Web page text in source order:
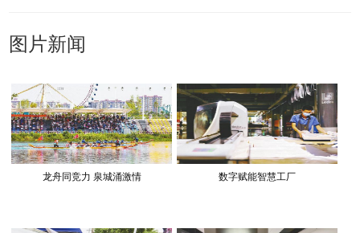
图片新闻
龙舟同竞力 泉城涌激情 数字赋能智慧工厂